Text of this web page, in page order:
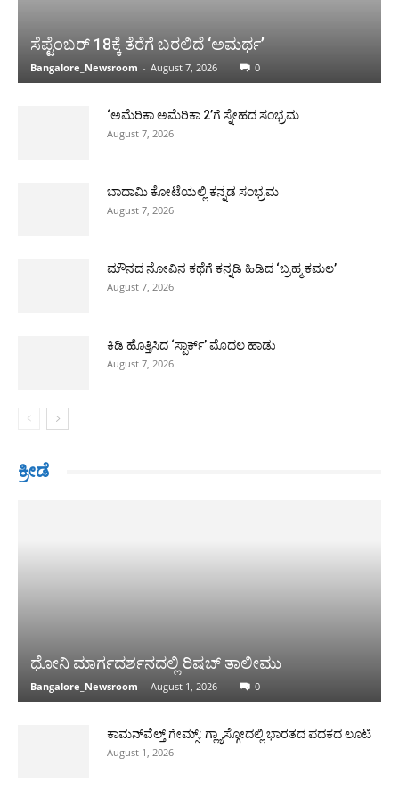
ಸೆಪ್ಟೆಂಬರ್ 18ಕ್ಕೆ ತೆರೆಗೆ ಬರಲಿದೆ ‘ಅಮರ್ಥ’
Bangalore_Newsroom - August 7, 2026 0
‘ಅಮೆರಿಕಾ ಅಮೆರಿಕಾ 2’ಗೆ ಸ್ನೇಹದ ಸಂಭ್ರಮ
August 7, 2026
ಬಾದಾಮಿ ಕೋಟೆಯಲ್ಲಿ ಕನ್ನಡ ಸಂಭ್ರಮ
August 7, 2026
ಮೌನದ ನೋವಿನ ಕಥೆಗೆ ಕನ್ನಡಿ ಹಿಡಿದ ‘ಬ್ರಹ್ಮ ಕಮಲ’
August 7, 2026
ಕಿಡಿ ಹೊತ್ತಿಸಿದ ‘ಸ್ಪಾರ್ಕ್’ ಮೊದಲ ಹಾಡು
August 7, 2026
ಕ್ರೀಡೆ
ಧೋನಿ ಮಾರ್ಗದರ್ಶನದಲ್ಲಿ ರಿಷಬ್ ತಾಲೀಮು
Bangalore_Newsroom - August 1, 2026 0
ಕಾಮನ್‌ವೆಲ್ತ್ ಗೇಮ್ಸ್: ಗ್ಲ್ಯಾಸ್ಗೋದಲ್ಲಿ ಭಾರತದ ಪದಕದ ಲೂಟಿ
August 1, 2026